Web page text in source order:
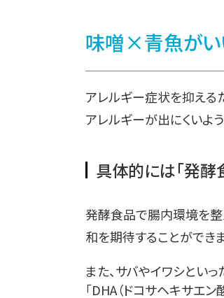
味噌󠄀×青魚がい
アレルギー症状を抑える
アレルギーが出にくいよ
具体的には「発酵
発酵食品で腸内環境を整
和を期待することができ
また、サバやイワシといっ
「DHA（ドコサヘキサエン酸